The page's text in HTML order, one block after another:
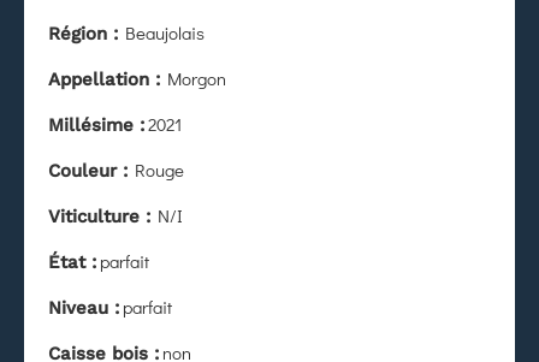
Région : Beaujolais
Appellation : Morgon
Millésime :2021
Couleur : Rouge
Viticulture : N/I
État: parfait
Niveau : parfait
Caisse bois : non